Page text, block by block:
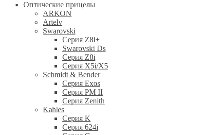
Оптические прицелы
ARKON
Artelv
Swarovski
Серия Z8i+
Swarovski Ds
Серия Z8i
Серия X5i/X5
Schmidt & Bender
Серия Exos
Серия PM II
Cерия Zenith
Kahles
Серия K
Серия 624i